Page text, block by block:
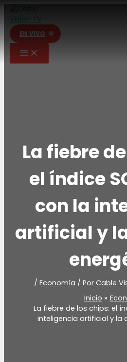
contenido
EN VIVO
La fiebre
el índice
con la
artificial y
/ Economía / Por Cable
Inicio
La fiebre de los chips: el
inteligencia artificial y la